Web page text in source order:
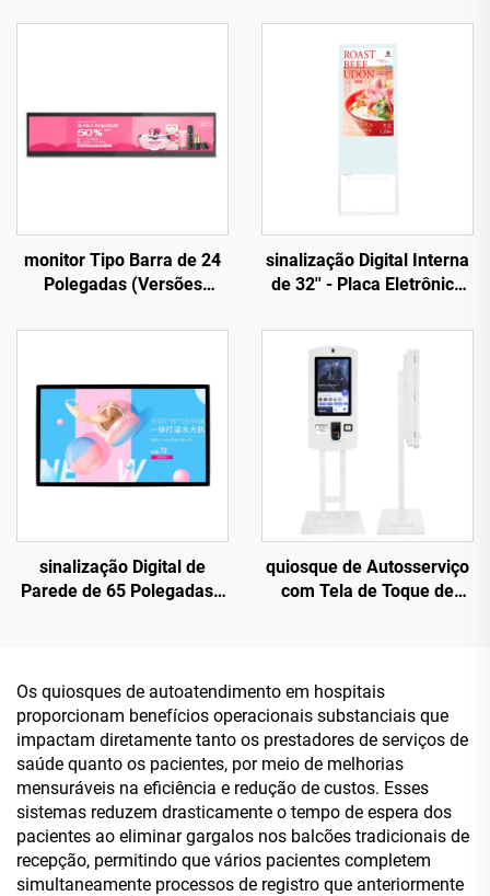
monitor Tipo Barra de 24
Polegadas (Versões
Chip RK3566S, Resolução
sinalização Digital Interna
de 32'' - Placa Eletrônica
Água para Uso Comercial
e Público
sinalização Digital de
Parede de 65 Polegadas -
Comercial e Exibição de
Informações
quiosque de Autosserviço
com Tela de Toque de
Configuráveis Android
RK3568A/X86(I3/I5/I7)
Os quiosques de autoatendimento em hospitais
proporcionam benefícios operacionais substanciais que
impactam diretamente tanto os prestadores de serviços de
saúde quanto os pacientes, por meio de melhorias
mensuráveis na eficiência e redução de custos. Esses
sistemas reduzem drasticamente o tempo de espera dos
pacientes ao eliminar gargalos nos balcões tradicionais de
recepção, permitindo que vários pacientes completem
simultaneamente processos de registro que anteriormente